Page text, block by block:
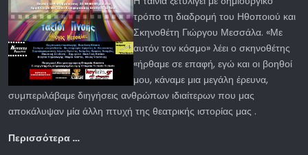
τρόπο τη διαδρομή του Ηθοποιού και
Σκηνοθέτη Γιώργου Μεσσάλα. «Με
αυτόν τον κόσμο» λέει ο σκηνοθέτης
«ήρθαμε σε επαφή, εγώ και οι βοηθοί
μου, κάναμε μια μεγάλη έρευνα,
συμπεριλάβαμε διηγήσεις ανθρώπων ιδιαίτερων που μας
αποκάλυψαν μία άλλη πτυχή της θεατρικής ιστορίας μας .
Περισσότερα …